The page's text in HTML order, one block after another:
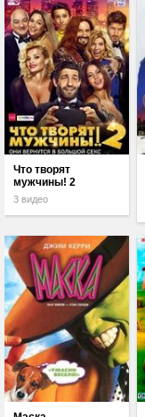
Что творят
мужчины! 2
3 видео